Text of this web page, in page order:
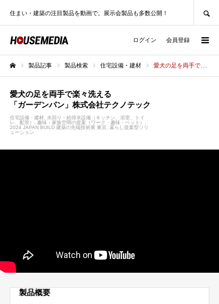
住まい・建築の注目製品を動画で。展示会製品も多数公開！
ログイン 会員登録
製品記事 製品検索 住宅設備・建材 愛犬の足を両手で楽々洗える「ガーデンパン」株式会社テクノテック
愛犬の足を両手で楽々洗える
「ガーデンパン」株式会社テクノテック
住宅設備・建材 水回り・給排水設備（キッチン、浴室、トイ
レ、配管）
趣味・家族空間の提案（ワーク・趣味・ペット）
2024 JAPAN BUILD 建築の先端技術展 東京 暮らし提案型ソリ
ューション
製品概要